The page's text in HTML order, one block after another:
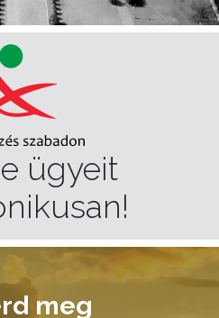
ügyeit
meg